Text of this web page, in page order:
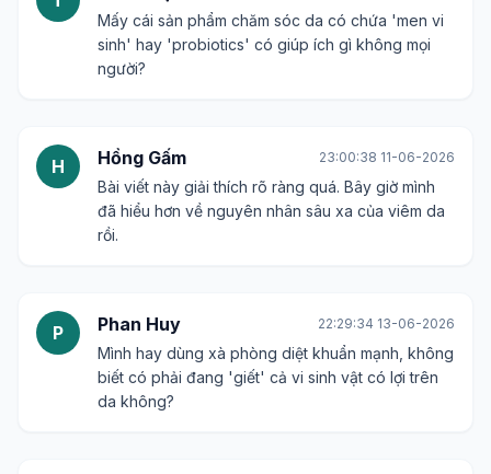
Mấy cái sản phẩm chăm sóc da có chứa 'men vi
sinh' hay 'probiotics' có giúp ích gì không mọi
người?
H Hồng Gấm 23:00:38 11-06-2026
Bài viết này giải thích rõ ràng quá. Bây giờ mình
đã hiểu hơn về nguyên nhân sâu xa của viêm da
rồi.
P Phan Huy 22:29:34 13-06-2026
Mình hay dùng xà phòng diệt khuẩn mạnh, không
biết có phải đang 'giết' cả vi sinh vật có lợi trên
da không?